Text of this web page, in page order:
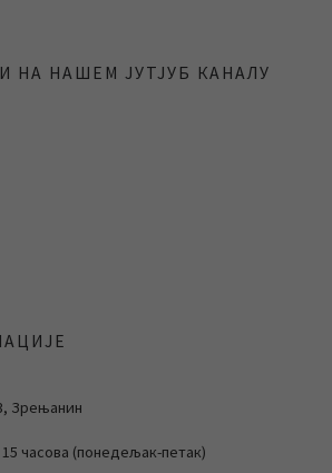
НА НАШЕМ ЈУТЈУБ КАНАЛУ
Зрењанин
часова (понедељак-петак)